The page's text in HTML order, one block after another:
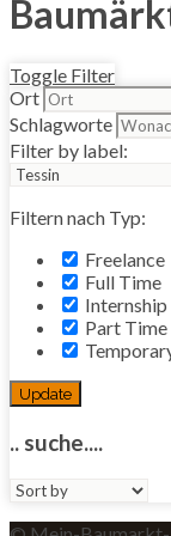
Toggle Filter
Ort
Schlagworte
Filter by label:
Filtern nach Typ:
Freelance
Full Time
Internship
Part Time
Update
.. suche....
Sort